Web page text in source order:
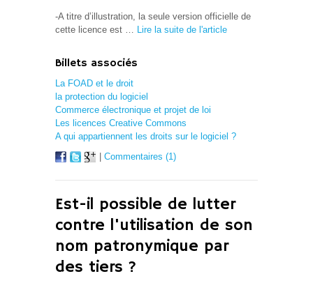
-A titre d’illustration, la seule version officielle de
cette licence est … Lire la suite de l'article
Billets associés
La FOAD et le droit
la protection du logiciel
Commerce électronique et projet de loi
Les licences Creative Commons
A qui appartiennent les droits sur le logiciel ?
Commentaires (1)
Est-il possible de lutter
contre l'utilisation de son
nom patronymique par
des tiers ?